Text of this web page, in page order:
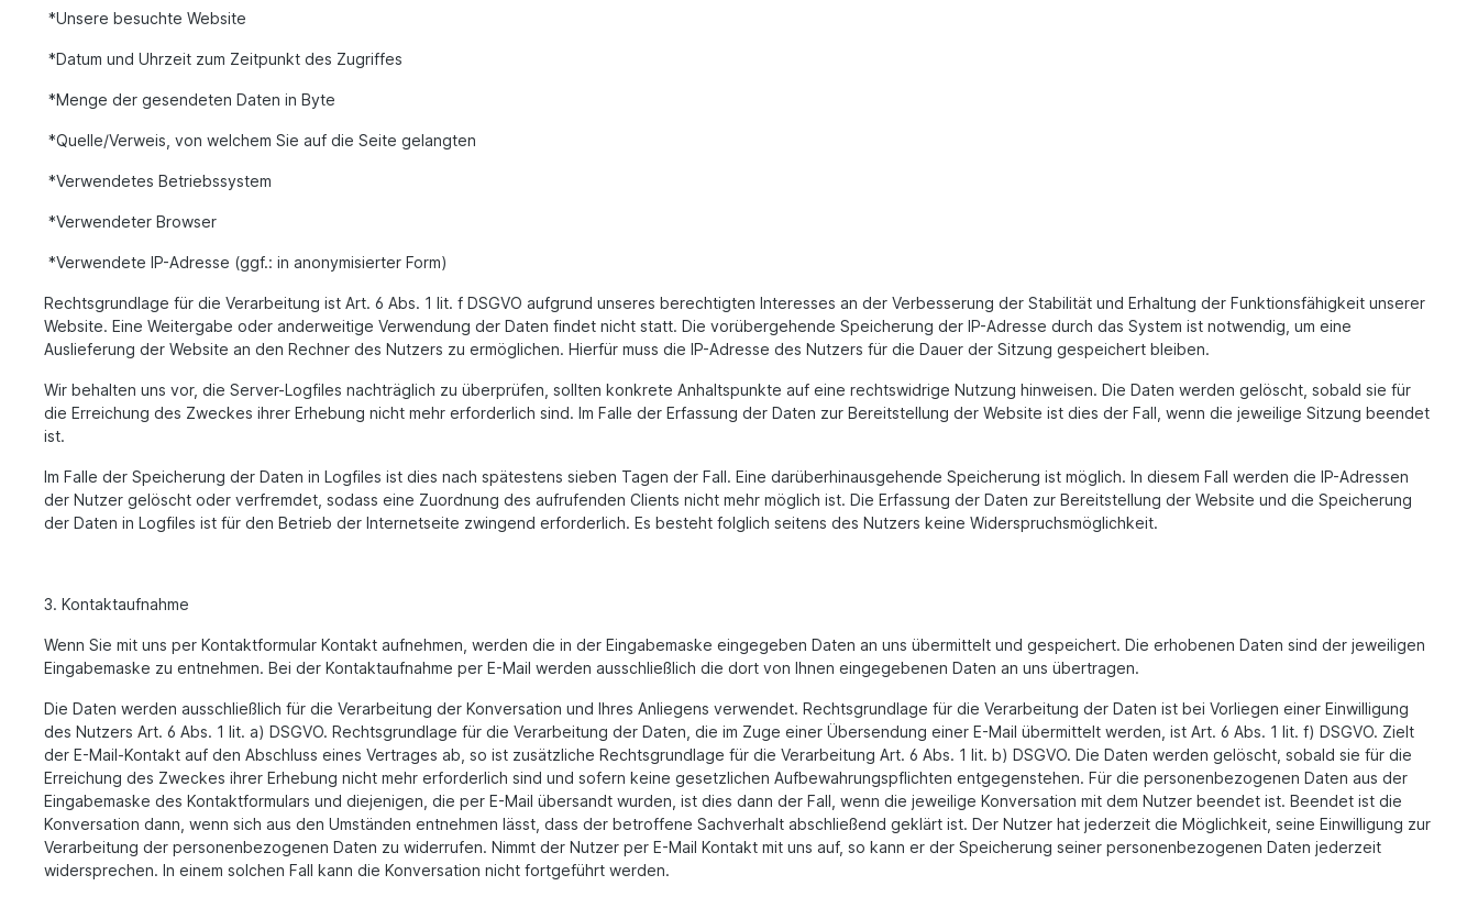
*Unsere besuchte Website
*Datum und Uhrzeit zum Zeitpunkt des Zugriffes
*Menge der gesendeten Daten in Byte
*Quelle/Verweis, von welchem Sie auf die Seite gelangten
*Verwendetes Betriebssystem
*Verwendeter Browser
*Verwendete IP-Adresse (ggf.: in anonymisierter Form)
Rechtsgrundlage für die Verarbeitung ist Art. 6 Abs. 1 lit. f DSGVO aufgrund unseres berechtigten Interesses an der Verbesserung der Stabilität und Erhaltung der Funktionsfähigkeit unserer
Website. Eine Weitergabe oder anderweitige Verwendung der Daten findet nicht statt. Die vorübergehende Speicherung der IP-Adresse durch das System ist notwendig, um eine
Auslieferung der Website an den Rechner des Nutzers zu ermöglichen. Hierfür muss die IP-Adresse des Nutzers für die Dauer der Sitzung gespeichert bleiben.
Wir behalten uns vor, die Server-Logfiles nachträglich zu überprüfen, sollten konkrete Anhaltspunkte auf eine rechtswidrige Nutzung hinweisen. Die Daten werden gelöscht, sobald sie für
die Erreichung des Zweckes ihrer Erhebung nicht mehr erforderlich sind. Im Falle der Erfassung der Daten zur Bereitstellung der Website ist dies der Fall, wenn die jeweilige Sitzung beendet
ist.
Im Falle der Speicherung der Daten in Logfiles ist dies nach spätestens sieben Tagen der Fall. Eine darüberhinausgehende Speicherung ist möglich. In diesem Fall werden die IP-Adressen
der Nutzer gelöscht oder verfremdet, sodass eine Zuordnung des aufrufenden Clients nicht mehr möglich ist. Die Erfassung der Daten zur Bereitstellung der Website und die Speicherung
der Daten in Logfiles ist für den Betrieb der Internetseite zwingend erforderlich. Es besteht folglich seitens des Nutzers keine Widerspruchsmöglichkeit.
3. Kontaktaufnahme
Wenn Sie mit uns per Kontaktformular Kontakt aufnehmen, werden die in der Eingabemaske eingegeben Daten an uns übermittelt und gespeichert. Die erhobenen Daten sind der jeweiligen
Eingabemaske zu entnehmen. Bei der Kontaktaufnahme per E-Mail werden ausschließlich die dort von Ihnen eingegebenen Daten an uns übertragen.
Die Daten werden ausschließlich für die Verarbeitung der Konversation und Ihres Anliegens verwendet. Rechtsgrundlage für die Verarbeitung der Daten ist bei Vorliegen einer Einwilligung
des Nutzers Art. 6 Abs. 1 lit. a) DSGVO. Rechtsgrundlage für die Verarbeitung der Daten, die im Zuge einer Übersendung einer E-Mail übermittelt werden, ist Art. 6 Abs. 1 lit. f) DSGVO. Zielt
der E-Mail-Kontakt auf den Abschluss eines Vertrages ab, so ist zusätzliche Rechtsgrundlage für die Verarbeitung Art. 6 Abs. 1 lit. b) DSGVO. Die Daten werden gelöscht, sobald sie für die
Erreichung des Zweckes ihrer Erhebung nicht mehr erforderlich sind und sofern keine gesetzlichen Aufbewahrungspflichten entgegenstehen. Für die personenbezogenen Daten aus der
Eingabemaske des Kontaktformulars und diejenigen, die per E-Mail übersandt wurden, ist dies dann der Fall, wenn die jeweilige Konversation mit dem Nutzer beendet ist. Beendet ist die
Konversation dann, wenn sich aus den Umständen entnehmen lässt, dass der betroffene Sachverhalt abschließend geklärt ist. Der Nutzer hat jederzeit die Möglichkeit, seine Einwilligung zur
Verarbeitung der personenbezogenen Daten zu widerrufen. Nimmt der Nutzer per E-Mail Kontakt mit uns auf, so kann er der Speicherung seiner personenbezogenen Daten jederzeit
widersprechen. In einem solchen Fall kann die Konversation nicht fortgeführt werden.